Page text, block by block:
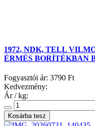
1972, NDK, TELL
ÉRMÉS BORÍTÉKBAN
Fogyasztói ár: 3790 Ft
Kedvezmény:
Ár / kg: